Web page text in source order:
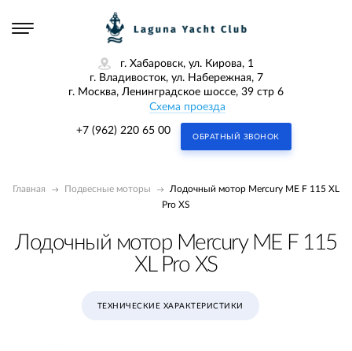
г. Хабаровск, ул. Кирова, 1
г. Владивосток, ул. Набережная, 7
г. Москва, Ленинградское шоссе, 39 стр 6
Схема проезда
+7 (962) 220 65 00
ОБРАТНЫЙ ЗВОНОК
Главная Подвесные моторы
Лодочный мотор Mercury ME F 115 XL
Pro XS
Лодочный мотор Mercury ME F 115
XL Pro XS
ТЕХНИЧЕСКИЕ ХАРАКТЕРИСТИКИ